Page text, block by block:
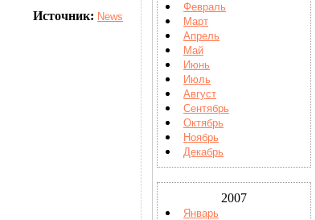
Источник: News
Февраль
Март
Апрель
Май
Июнь
Июль
Август
Сентябрь
Октябрь
Ноябрь
Декабрь
2007
Январь